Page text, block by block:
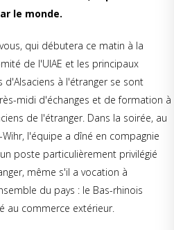
le monde.
qui débutera ce matin à la
de l'UIAE et les principaux
à l'étranger se sont
midi d'échanges et de formation à
de l'étranger. Dans la soirée, au
l'équipe a dîné en compagnie
poste particulièrement privilégié
même s'il a vocation à
du pays : le Bas-rhinois
au commerce extérieur.